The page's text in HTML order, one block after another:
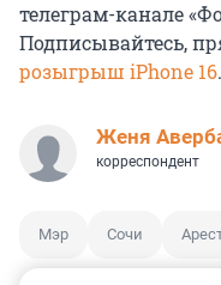
телеграм-канале
Подписывайтесь,
розыгрыш iPhone 16.
Женя
корреспондент
Мэр Сочи